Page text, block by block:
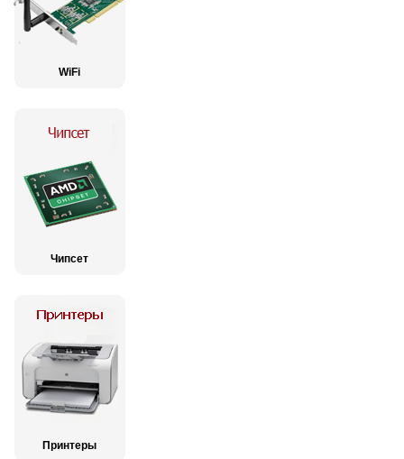
WiFi
Чипсет
Принтеры